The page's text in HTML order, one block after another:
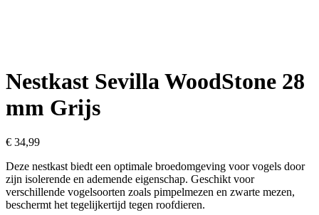
Nestkast Sevilla WoodStone 28
mm Grijs
€ 34,99
Deze nestkast biedt een optimale broedomgeving voor vogels door
zijn isolerende en ademende eigenschap. Geschikt voor
verschillende vogelsoorten zoals pimpelmezen en zwarte mezen,
beschermt het tegelijkertijd tegen roofdieren.